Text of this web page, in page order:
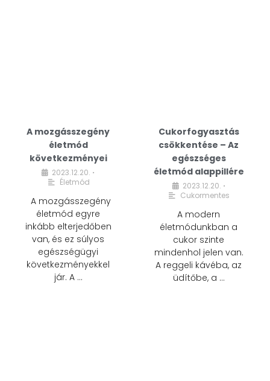
A mozgásszegény
életmód
következményei
2023.12.20. •
Életmód
A mozgásszegény
életmód egyre
inkább elterjedőben
van, és ez súlyos
egészségügyi
következményekkel
jár. A …
Cukorfogyasztás
csökkentése – Az
egészséges
életmód alappillére
2023.12.20. •
Cukormentes
A modern
életmódunkban a
cukor szinte
mindenhol jelen van.
A reggeli kávéba, az
üdítőbe, a …